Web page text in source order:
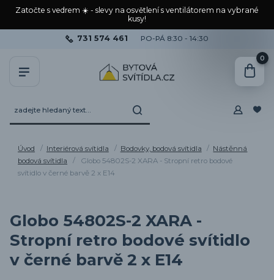
Zatočte s vedrem ☀️ - slevy na osvětlení s ventilátorem na vybrané
kusy!
731 574 461 PO-PÁ 8:30 - 14:30
0
Úvod Interiérová svítidla Bodovky, bodová svítidla
Nástěnná
bodová svítidla
Globo 54802S-2 XARA - Stropní retro bodové
svítidlo v černé barvě 2 x E14
Globo 54802S-2 XARA -
Stropní retro bodové svítidlo
v černé barvě 2 x E14